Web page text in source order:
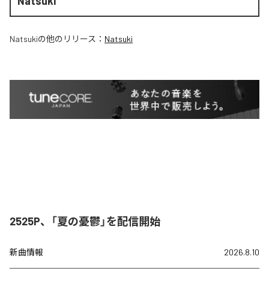
Natsukiの他のリリース： Natsuki
2525P、「夏の憂鬱」を配信開始
新曲情報 2026.8.10